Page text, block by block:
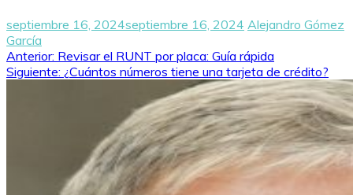
septiembre 16, 2024septiembre 16, 2024 Alejandro Gómez
García
Navegación
de
Anterior: Revisar el RUNT por placa: Guía rápida
Siguiente: ¿Cuántos números tiene una tarjeta de crédito?